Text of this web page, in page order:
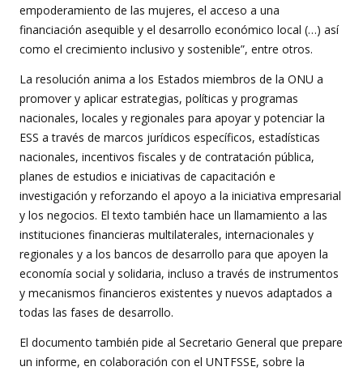
empoderamiento de las mujeres, el acceso a una
financiación asequible y el desarrollo económico local (…) así
como el crecimiento inclusivo y sostenible”, entre otros.
La resolución anima a los Estados miembros de la ONU a
promover y aplicar estrategias, políticas y programas
nacionales, locales y regionales para apoyar y potenciar la
ESS a través de marcos jurídicos específicos, estadísticas
nacionales, incentivos fiscales y de contratación pública,
planes de estudios e iniciativas de capacitación e
investigación y reforzando el apoyo a la iniciativa empresarial
y los negocios. El texto también hace un llamamiento a las
instituciones financieras multilaterales, internacionales y
regionales y a los bancos de desarrollo para que apoyen la
economía social y solidaria, incluso a través de instrumentos
y mecanismos financieros existentes y nuevos adaptados a
todas las fases de desarrollo.
El documento también pide al Secretario General que prepare
un informe, en colaboración con el UNTFSSE, sobre la